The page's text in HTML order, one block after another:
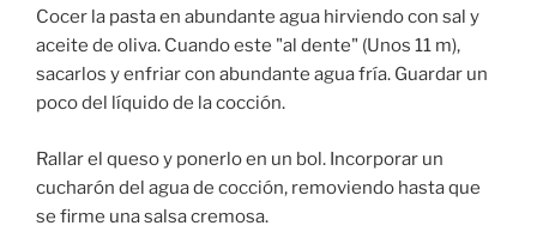
Cocer la pasta en abundante agua hirviendo con sal y
aceite de oliva. Cuando este "al dente" (Unos 11 m),
sacarlos y enfriar con abundante agua fría. Guardar un
poco del líquido de la cocción.
Rallar el queso y ponerlo en un bol. Incorporar un
cucharón del agua de cocción, removiendo hasta que
se firme una salsa cremosa.